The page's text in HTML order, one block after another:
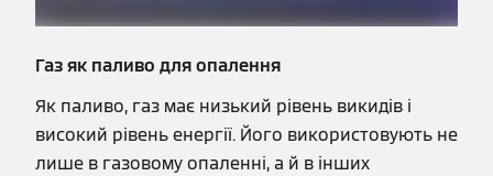
Газ як паливо для опалення
Як паливо, газ має низький рівень викидів і
високий рівень енергії. Його використовують не
лише в газовому опаленні, а й в інших